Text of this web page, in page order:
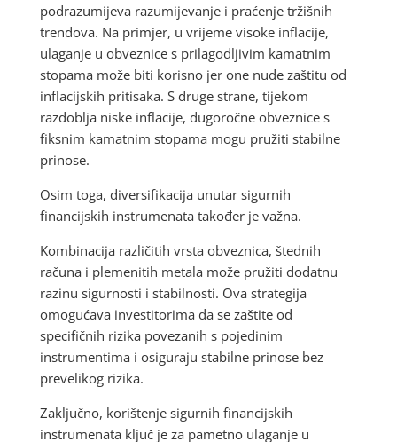
podrazumijeva razumijevanje i praćenje tržišnih
trendova. Na primjer, u vrijeme visoke inflacije,
ulaganje u obveznice s prilagodljivim kamatnim
stopama može biti korisno jer one nude zaštitu od
inflacijskih pritisaka. S druge strane, tijekom
razdoblja niske inflacije, dugoročne obveznice s
fiksnim kamatnim stopama mogu pružiti stabilne
prinose.
Osim toga, diversifikacija unutar sigurnih
financijskih instrumenata također je važna.
Kombinacija različitih vrsta obveznica, štednih
računa i plemenitih metala može pružiti dodatnu
razinu sigurnosti i stabilnosti. Ova strategija
omogućava investitorima da se zaštite od
specifičnih rizika povezanih s pojedinim
instrumentima i osiguraju stabilne prinose bez
prevelikog rizika.
Zaključno, korištenje sigurnih financijskih
instrumenata ključ je za pametno ulaganje u